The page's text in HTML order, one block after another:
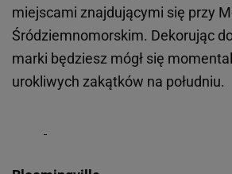
miejscami znajdującymi się przy
Śródziemnomorskim. Dekorując
marki będziesz mógł się
urokliwych zakątków na południu.